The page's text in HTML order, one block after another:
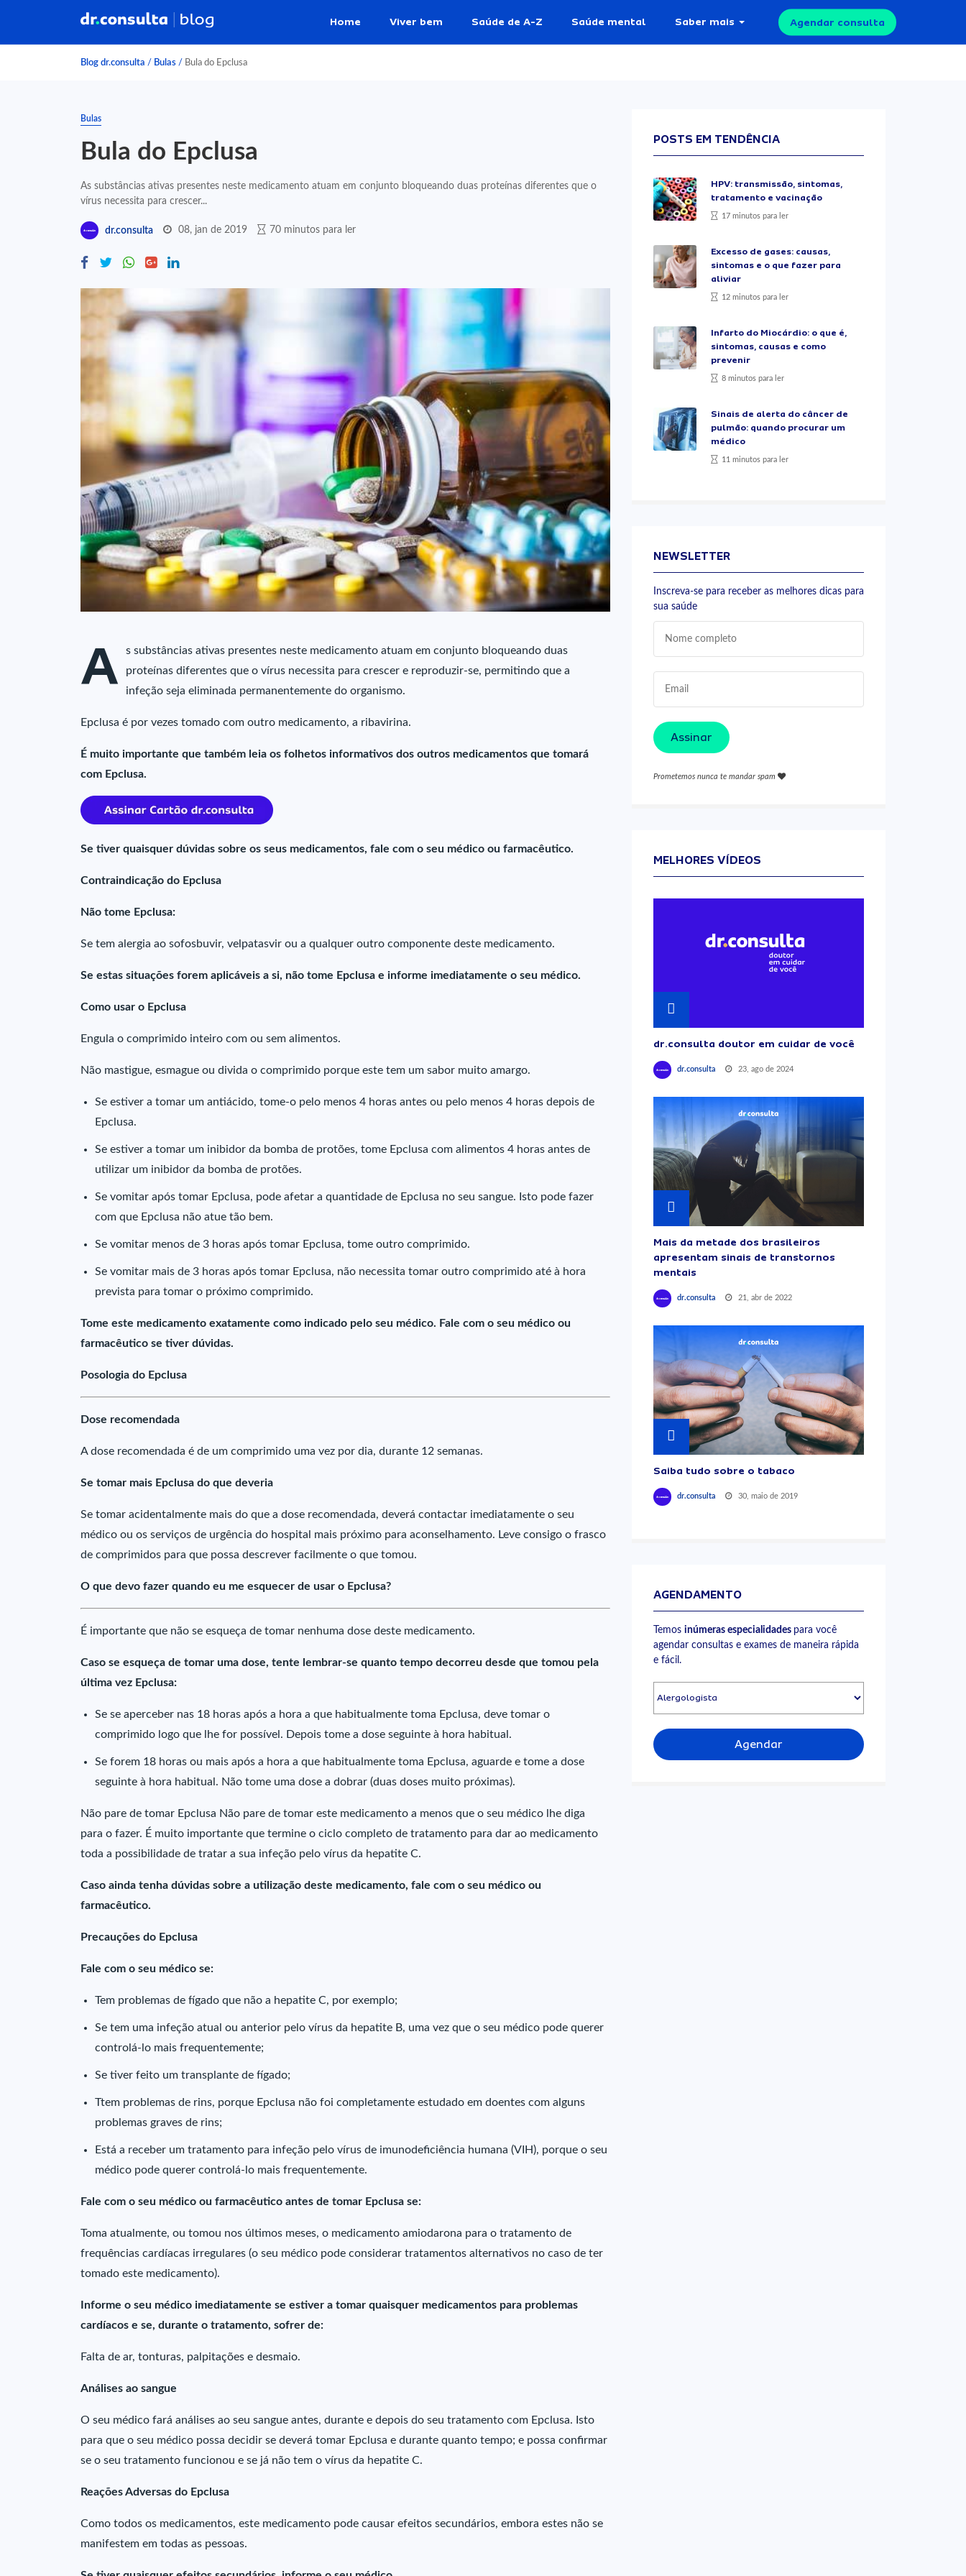
Home Viver bem Saúde de A-Z Saúde mental Saber mais Agendar consulta
Blog dr.consulta / Bulas / Bula do Epclusa
Bulas
Bula do Epclusa
As substâncias ativas presentes neste medicamento atuam em conjunto bloqueando duas proteínas diferentes que o
vírus necessita para crescer...
dr.consulta 08, jan de 2019 70 minutos para ler
A
s substâncias ativas presentes neste medicamento atuam em conjunto bloqueando duas
proteínas diferentes que o vírus necessita para crescer e reproduzir-se, permitindo que a
infeção seja eliminada permanentemente do organismo.
Epclusa é por vezes tomado com outro medicamento, a ribavirina.
É muito importante que também leia os folhetos informativos dos outros medicamentos que tomará
com Epclusa.
Se tiver quaisquer dúvidas sobre os seus medicamentos, fale com o seu médico ou farmacêutico.
Contraindicação do Epclusa
Não tome Epclusa:
Se tem alergia ao sofosbuvir, velpatasvir ou a qualquer outro componente deste medicamento.
Se estas situações forem aplicáveis a si, não tome Epclusa e informe imediatamente o seu médico.
Como usar o Epclusa
Engula o comprimido inteiro com ou sem alimentos.
Não mastigue, esmague ou divida o comprimido porque este tem um sabor muito amargo.
Se estiver a tomar um antiácido, tome-o pelo menos 4 horas antes ou pelo menos 4 horas depois de
Epclusa.
Se estiver a tomar um inibidor da bomba de protões, tome Epclusa com alimentos 4 horas antes de
utilizar um inibidor da bomba de protões.
Se vomitar após tomar Epclusa, pode afetar a quantidade de Epclusa no seu sangue. Isto pode fazer
com que Epclusa não atue tão bem.
Se vomitar menos de 3 horas após tomar Epclusa, tome outro comprimido.
Se vomitar mais de 3 horas após tomar Epclusa, não necessita tomar outro comprimido até à hora
prevista para tomar o próximo comprimido.
Tome este medicamento exatamente como indicado pelo seu médico. Fale com o seu médico ou
farmacêutico se tiver dúvidas.
Posologia do Epclusa
Dose recomendada
A dose recomendada é de um comprimido uma vez por dia, durante 12 semanas.
Se tomar mais Epclusa do que deveria
Se tomar acidentalmente mais do que a dose recomendada, deverá contactar imediatamente o seu
médico ou os serviços de urgência do hospital mais próximo para aconselhamento. Leve consigo o frasco
de comprimidos para que possa descrever facilmente o que tomou.
O que devo fazer quando eu me esquecer de usar o Epclusa?
É importante que não se esqueça de tomar nenhuma dose deste medicamento.
Caso se esqueça de tomar uma dose, tente lembrar-se quanto tempo decorreu desde que tomou pela
última vez Epclusa:
Se se aperceber nas 18 horas após a hora a que habitualmente toma Epclusa, deve tomar o
comprimido logo que lhe for possível. Depois tome a dose seguinte à hora habitual.
Se forem 18 horas ou mais após a hora a que habitualmente toma Epclusa, aguarde e tome a dose
seguinte à hora habitual. Não tome uma dose a dobrar (duas doses muito próximas).
Não pare de tomar Epclusa Não pare de tomar este medicamento a menos que o seu médico lhe diga
para o fazer. É muito importante que termine o ciclo completo de tratamento para dar ao medicamento
toda a possibilidade de tratar a sua infeção pelo vírus da hepatite C.
Caso ainda tenha dúvidas sobre a utilização deste medicamento, fale com o seu médico ou
farmacêutico.
Precauções do Epclusa
Fale com o seu médico se:
Tem problemas de fígado que não a hepatite C, por exemplo;
Se tem uma infeção atual ou anterior pelo vírus da hepatite B, uma vez que o seu médico pode querer
controlá-lo mais frequentemente;
Se tiver feito um transplante de fígado;
Ttem problemas de rins, porque Epclusa não foi completamente estudado em doentes com alguns
problemas graves de rins;
Está a receber um tratamento para infeção pelo vírus de imunodeficiência humana (VIH), porque o seu
médico pode querer controlá-lo mais frequentemente.
Fale com o seu médico ou farmacêutico antes de tomar Epclusa se:
Toma atualmente, ou tomou nos últimos meses, o medicamento amiodarona para o tratamento de
frequências cardíacas irregulares (o seu médico pode considerar tratamentos alternativos no caso de ter
tomado este medicamento).
Informe o seu médico imediatamente se estiver a tomar quaisquer medicamentos para problemas
cardíacos e se, durante o tratamento, sofrer de:
Falta de ar, tonturas, palpitações e desmaio.
Análises ao sangue
O seu médico fará análises ao seu sangue antes, durante e depois do seu tratamento com Epclusa. Isto
para que o seu médico possa decidir se deverá tomar Epclusa e durante quanto tempo; e possa confirmar
se o seu tratamento funcionou e se já não tem o vírus da hepatite C.
Reações Adversas do Epclusa
Como todos os medicamentos, este medicamento pode causar efeitos secundários, embora estes não se
manifestem em todas as pessoas.
POSTS EM TENDÊNCIA
HPV: transmissão, sintomas,
tratamento e vacinação
17 minutos para ler
Excesso de gases: causas,
sintomas e o que fazer para
aliviar
12 minutos para ler
Infarto do Miocárdio: o que é,
sintomas, causas e como
prevenir
8 minutos para ler
Sinais de alerta do câncer de
pulmão: quando procurar um
médico
11 minutos para ler
NEWSLETTER
Inscreva-se para receber as melhores dicas para
sua saúde
Assinar
Prometemos nunca te mandar spam
MELHORES VÍDEOS
dr.consulta doutor em cuidar de você
dr.consulta 23, ago de 2024
Mais da metade dos brasileiros
apresentam sinais de transtornos
mentais
dr.consulta 21, abr de 2022
Saiba tudo sobre o tabaco
dr.consulta 30, maio de 2019
AGENDAMENTO
Temos inúmeras especialidades para você
agendar consultas e exames de maneira rápida
e fácil.
Agendar